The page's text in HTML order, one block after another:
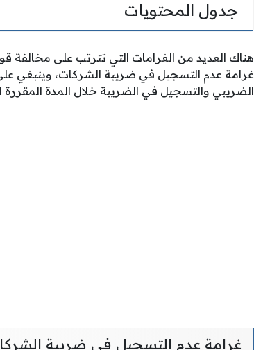
جدول المحتويات
هناك العديد من الغرامات التي تترتب على مخالفة
غرامة عدم التسجيل في ضريبة الشركات، وينبغي
الضريبي والتسجيل في الضريبة خلال المدة المقررة
غرامة عدم التسجيل في ضريبة